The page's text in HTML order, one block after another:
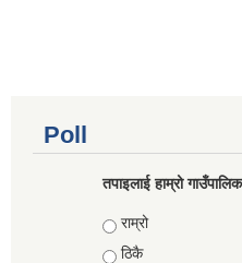
Poll
तपाइलाई हाम्रो
Choices
राम्रो
ठिकै